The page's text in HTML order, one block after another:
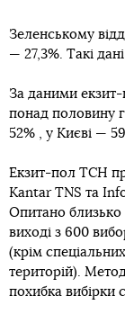
Зеленському
— 27,3%. Такі
За даними екзит-
понад половину
52% , у Києві —
Екзит-пол ТСН
Kantar TNS та
Опитано близько
виході з 600
(крім
територій).
похибка вибірки